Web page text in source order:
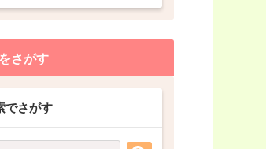
さがす
でさがす